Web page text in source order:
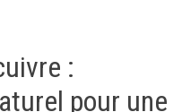
:
pour une